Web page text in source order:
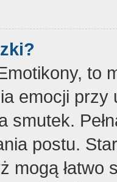
to
emocji
smutek.
postu.
mogą